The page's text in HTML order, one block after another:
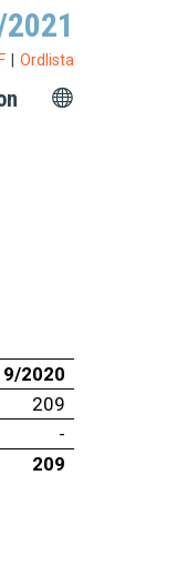
Ordlista
2020
209
-
209